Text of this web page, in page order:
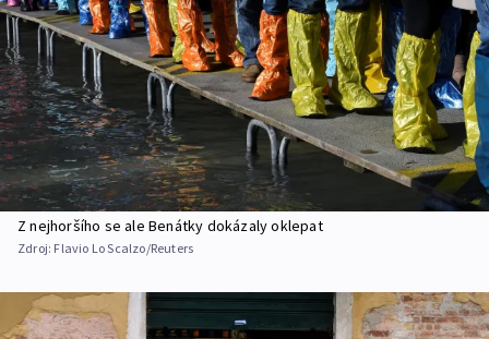
Z nejhoršího se ale Benátky dokázaly oklepat
Zdroj: Flavio Lo Scalzo/Reuters